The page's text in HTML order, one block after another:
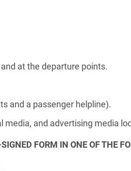
at the departure points.
and a passenger helpline).
and advertising media
FORM IN ONE OF THE